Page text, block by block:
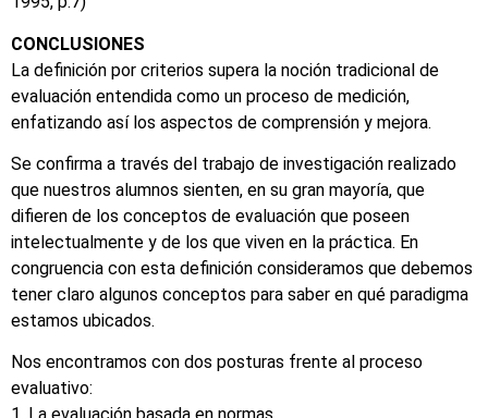
CONCLUSIONES
La definición por criterios supera la noción tradicional de
evaluación entendida como un proceso de medición,
enfatizando así los aspectos de comprensión y mejora.
Se confirma a través del trabajo de investigación realizado
que nuestros alumnos sienten, en su gran mayoría, que
difieren de los conceptos de evaluación que poseen
intelectualmente y de los que viven en la práctica. En
congruencia con esta definición consideramos que debemos
tener claro algunos conceptos para saber en qué paradigma
estamos ubicados.
Nos encontramos con dos posturas frente al proceso
evaluativo: